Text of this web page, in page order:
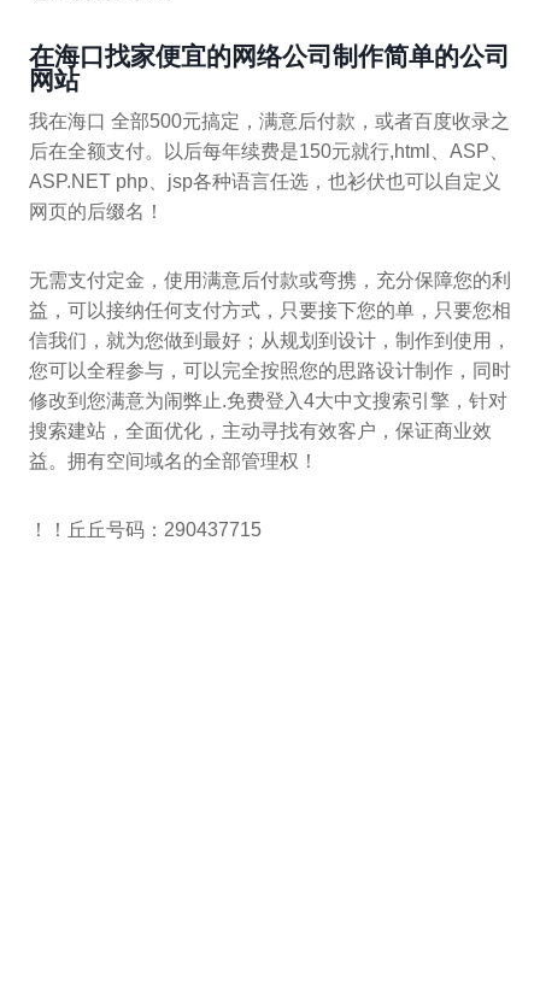
在海口找家便宜的网络公司制作简单的公司
网站
我在海口 全部500元搞定，满意后付款，或者百度收录之
后在全额支付。以后每年续费是150元就行,html、ASP、
ASP.NET php、jsp各种语言任选，也衫伏也可以自定义
网页的后缀名！
无需支付定金，使用满意后付款或弯携，充分保障您的利
益，可以接纳任何支付方式，只要接下您的单，只要您相
信我们，就为您做到最好；从规划到设计，制作到使用，
您可以全程参与，可以完全按照您的思路设计制作，同时
修改到您满意为闹弊止.免费登入4大中文搜索引擎，针对
搜索建站，全面优化，主动寻找有效客户，保证商业效
益。拥有空间域名的全部管理权！
！！丘丘号码：290437715